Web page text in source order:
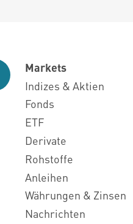
Markets
Indizes & Aktien
Fonds
ETF
Derivate
Rohstoffe
Anleihen
Währungen & Zinsen
Nachrichten